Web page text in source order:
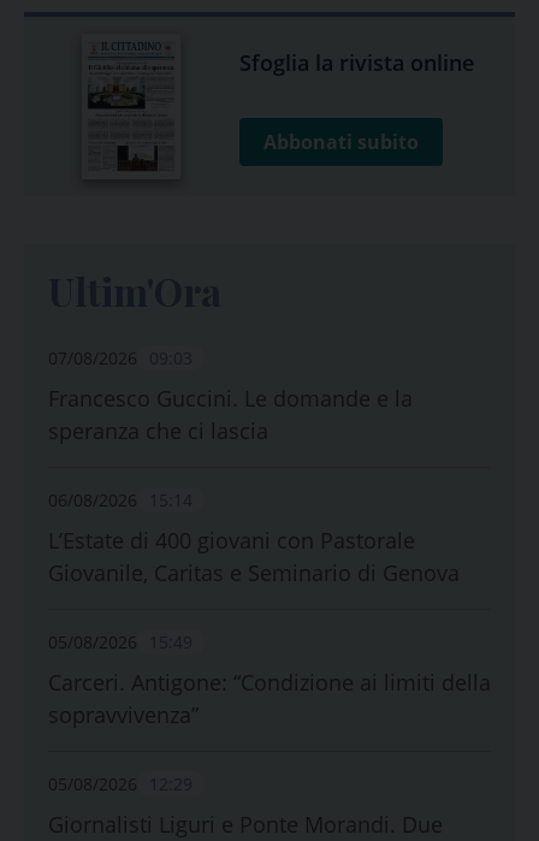
Sfoglia la rivista online
Abbonati subito
07/08/2026
Francesco Guccini. Le domande e la
speranza che ci lascia
06/08/2026
L’Estate di 400 giovani con Pastorale
Giovanile, Caritas e Seminario di Genova
05/08/2026
Carceri. Antigone: “Condizione ai limiti della
sopravvivenza”
05/08/2026
Giornalisti Liguri e Ponte Morandi. Due